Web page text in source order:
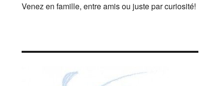
Venez en famille, entre amis ou juste par curiosité!